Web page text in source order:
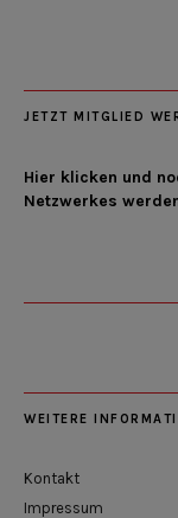
JETZT MITGLIED
Hier klicken und
Netzwerkes
WEITERE
Kontakt
Impressum